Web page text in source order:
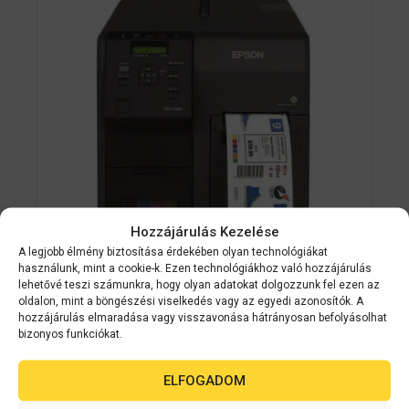
Hozzájárulás Kezelése
A legjobb élmény biztosítása érdekében olyan technológiákat
használunk, mint a cookie-k. Ezen technológiákhoz való hozzájárulás
lehetővé teszi számunkra, hogy olyan adatokat dolgozzunk fel ezen az
oldalon, mint a böngészési viselkedés vagy az egyedi azonosítók. A
hozzájárulás elmaradása vagy visszavonása hátrányosan befolyásolhat
bizonyos funkciókat.
ELFOGADOM
Epson C31CD84312
EPSON ColorWorks C7500G színes
0
z
Készleten